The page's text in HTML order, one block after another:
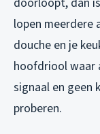
lopen meerdere
douche en je
hoofdriool waar
signaal en geen
proberen.